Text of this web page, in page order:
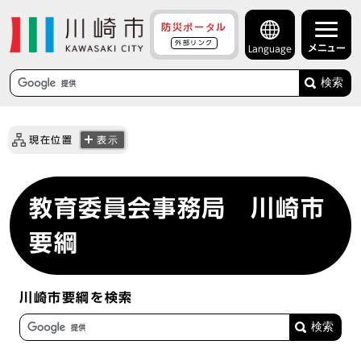
防災ポータル
外部リンク
Language メニュー
検索
現在位置 表示
教育委員会事務局 川崎市
要綱
川崎市要綱を検索